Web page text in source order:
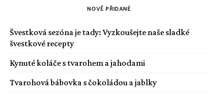
NOVĚ PŘIDANÉ
Švestková sezóna je tady: Vyzkoušejte naše sladké
švestkové recepty
Kynuté koláče s tvarohem a jahodami
Tvarohová bábovka s čokoládou a jablky